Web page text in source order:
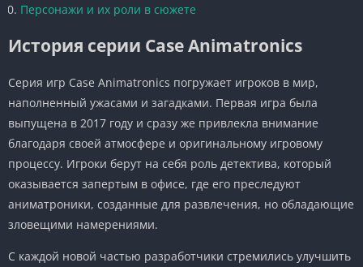
Персонажи и их роли в сюжете
История серии Case Animatronics
Серия игр Case Animatronics погружает игроков в мир,
наполненный ужасами и загадками. Первая игра была
выпущена в 2017 году и сразу же привлекла внимание
благодаря своей атмосфере и оригинальному игровому
процессу. Игроки берут на себя роль детектива, который
оказывается запертым в офисе, где его преследуют
аниматроники, созданные для развлечения, но обладающие
зловещими намерениями.
С каждой новой частью разработчики стремились улучшить